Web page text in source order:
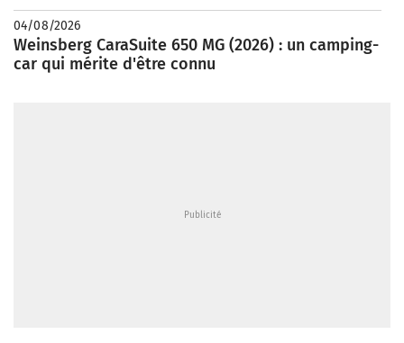
04/08/2026
Weinsberg CaraSuite 650 MG (2026) : un camping-
car qui mérite d'être connu